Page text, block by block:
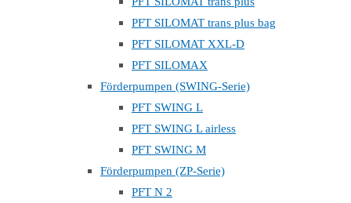
PFT SILOMAT trans plus bag
PFT SILOMAT XXL-D
PFT SILOMAX
Förderpumpen (SWING-Serie)
PFT SWING L
PFT SWING L airless
PFT SWING M
Förderpumpen (ZP-Serie)
PFT N 2